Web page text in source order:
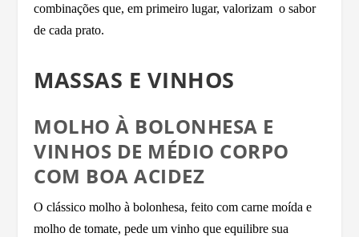
combinações que, em primeiro lugar, valorizam o sabor
de cada prato.
MASSAS E VINHOS
MOLHO À BOLONHESA E
VINHOS DE MÉDIO CORPO
COM BOA ACIDEZ
O clássico molho à bolonhesa, feito com carne moída e
molho de tomate, pede um vinho que equilibre sua